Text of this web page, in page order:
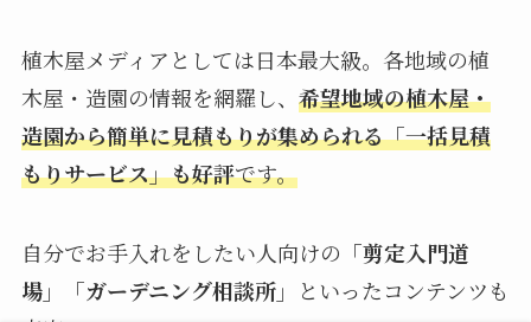
植木屋メディアとしては日本最大級。各地域の植
木屋・造園の情報を網羅し、 希望地域の植木屋・
造園から簡単に見積もりが集められる「一括見積
もりサービス」も好評です。
自分でお手入れをしたい人向けの 「剪定入門道
場」「ガーデニング相談所」
といったコンテンツも